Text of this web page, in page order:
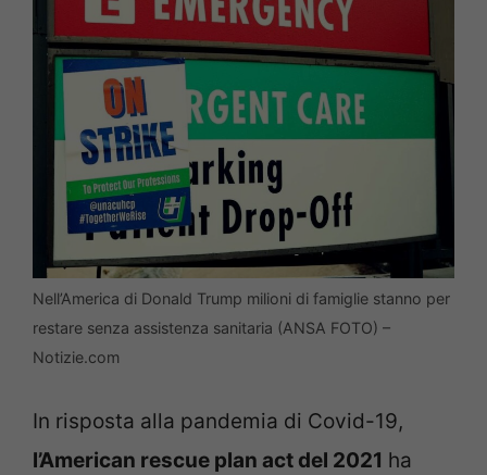
Nell’America di Donald Trump milioni di famiglie stanno per
restare senza assistenza sanitaria (ANSA FOTO) –
Notizie.com
In risposta alla pandemia di Covid-19,
l’American rescue plan act del 2021 ha